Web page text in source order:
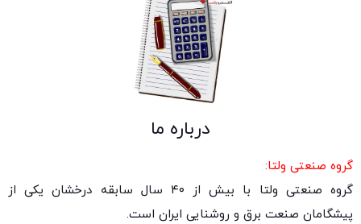
درباره ما
گروه صنعتی ولتا:
گروه صنعتی ولتا با بیش از ۴۰ سال سابقه درخشان یکی از
پیشگامان صنعت برق و روشنایی ایران است.